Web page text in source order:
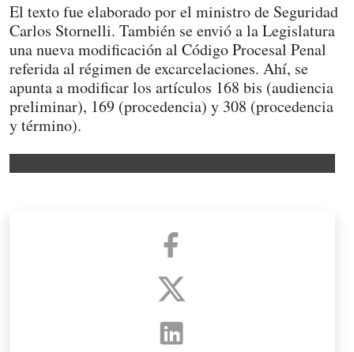
El texto fue elaborado por el ministro de Seguridad
Carlos Stornelli. También se envió a la Legislatura
una nueva modificación al Código Procesal Penal
referida al régimen de excarcelaciones. Ahí, se
apunta a modificar los artículos 168 bis (audiencia
preliminar), 169 (procedencia) y 308 (procedencia
y término).